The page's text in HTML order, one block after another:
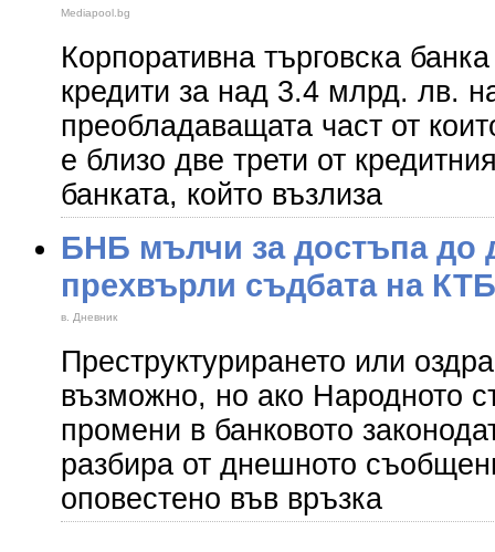
Mediapool.bg
Корпоративна търговска
кредити за над 3.4 млрд. лв.
преобладаващата част от
е близо две трети от
банката, който възлиза
БНБ мълчи за достъпа до
прехвърли съдбата на
в. Дневник
Преструктурирането или
възможно, но ако Народното
промени в банковото
разбира от днешното
оповестено във връзка